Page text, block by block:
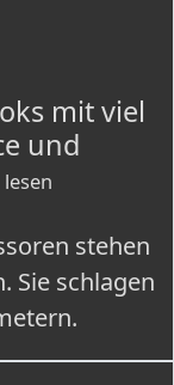
mit viel
und
lesen
stehen
Sie schlagen